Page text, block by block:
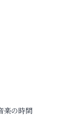
楽の時間